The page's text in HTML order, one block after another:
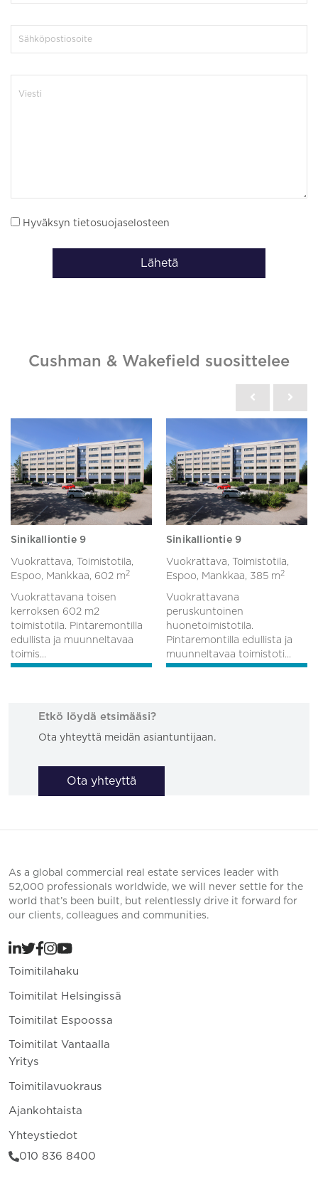
Hyväksyn tietosuojaselosteen
Lähetä
Cushman & Wakefield suosittelee
Sinikalliontie 9
Vuokrattava, Toimistotila,
Espoo, Mankkaa, 602 m2
Vuokrattavana toisen
kerroksen 602 m2
toimistotila. Pintaremontilla
edullista ja muunneltavaa
toimis...
Sinikalliontie 9
Vuokrattava, Toimistotila,
Espoo, Mankkaa, 385 m2
Vuokrattavana
peruskuntoinen
huonetoimistotila.
Pintaremontilla edullista ja
muunneltavaa toimistoti...
Etkö löydä etsimääsi?
Ota yhteyttä meidän asiantuntijaan.
Ota yhteyttä
As a global commercial real estate services leader with
52,000 professionals worldwide, we will never settle for the
world that’s been built, but relentlessly drive it forward for
our clients, colleagues and communities.
Toimitilahaku
Toimitilat Helsingissä
Toimitilat Espoossa
Toimitilat Vantaalla
Yritys
Toimitilavuokraus
Ajankohtaista
Yhteystiedot
010 836 8400